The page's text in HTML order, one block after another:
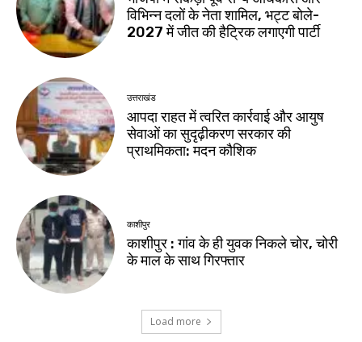
विभिन्न दलों के नेता शामिल, भट्ट बोले-
2027 में जीत की हैट्रिक लगाएगी पार्टी
उत्तराखंड
आपदा राहत में त्वरित कार्रवाई और आयुष
सेवाओं का सुदृढ़ीकरण सरकार की
प्राथमिकता: मदन कौशिक
काशीपुर
काशीपुर : गांव के ही युवक निकले चोर, चोरी
के माल के साथ गिरफ्तार
Load more